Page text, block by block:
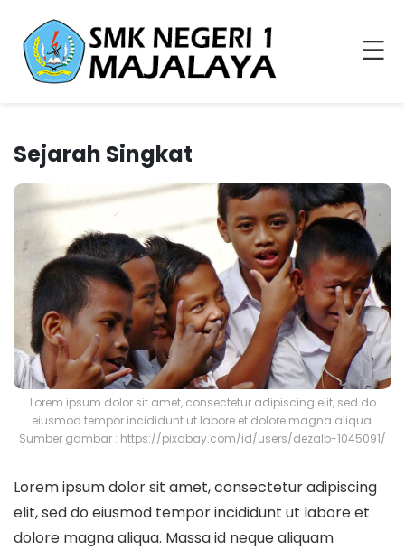
Sejarah Singkat
Lorem ipsum dolor sit amet, consectetur adipiscing elit, sed do
eiusmod tempor incididunt ut labore et dolore magna aliqua.
Sumber gambar : https://pixabay.com/id/users/dezalb-1045091/
Lorem ipsum dolor sit amet, consectetur adipiscing
elit, sed do eiusmod tempor incididunt ut labore et
dolore magna aliqua. Massa id neque aliquam